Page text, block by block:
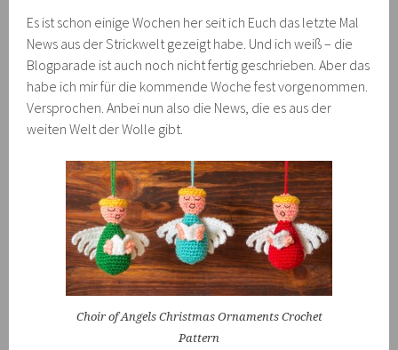
Es ist schon einige Wochen her seit ich Euch das letzte Mal
News aus der Strickwelt gezeigt habe. Und ich weiß – die
Blogparade ist auch noch nicht fertig geschrieben. Aber das
habe ich mir für die kommende Woche fest vorgenommen.
Versprochen. Anbei nun also die News, die es aus der
weiten Welt der Wolle gibt.
Choir of Angels Christmas Ornaments Crochet
Pattern